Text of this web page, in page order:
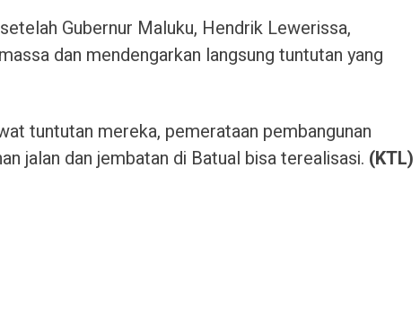
Gubernur Maluku, Hendrik Lewerissa,
dan mendengarkan langsung tuntutan yang
tuntutan mereka, pemerataan pembangunan
jalan dan jembatan di Batual bisa terealisasi. (KTL)